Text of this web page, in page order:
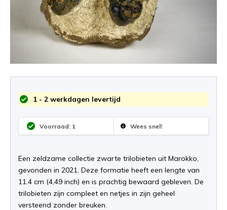
1 - 2 werkdagen levertijd
Voorraad: 1 Wees snel!
Een zeldzame collectie zwarte trilobieten uit Marokko,
gevonden in 2021. Deze formatie heeft een lengte van
11.4 cm (4,49 inch) en is prachtig bewaard gebleven. De
trilobieten zijn compleet en netjes in zijn geheel
versteend zonder breuken.